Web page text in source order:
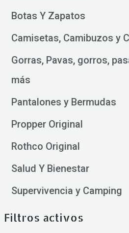
Botas Y Zapatos
Camisetas, Camibuzos y
Gorras, Pavas, gorros,
más
Pantalones y Bermudas
Propper Original
Rothco Original
Salud Y Bienestar
Supervivencia y Camping
Filtros activos